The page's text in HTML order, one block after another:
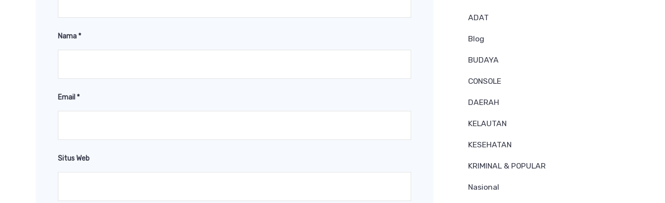
Nama*
Email *
Situs Web
ADAT
Blog
BUDAYA
CONSOLE
DAERAH
KELAUTAN
KESEHATAN
KRIMINAL & POPULAR
Nasional